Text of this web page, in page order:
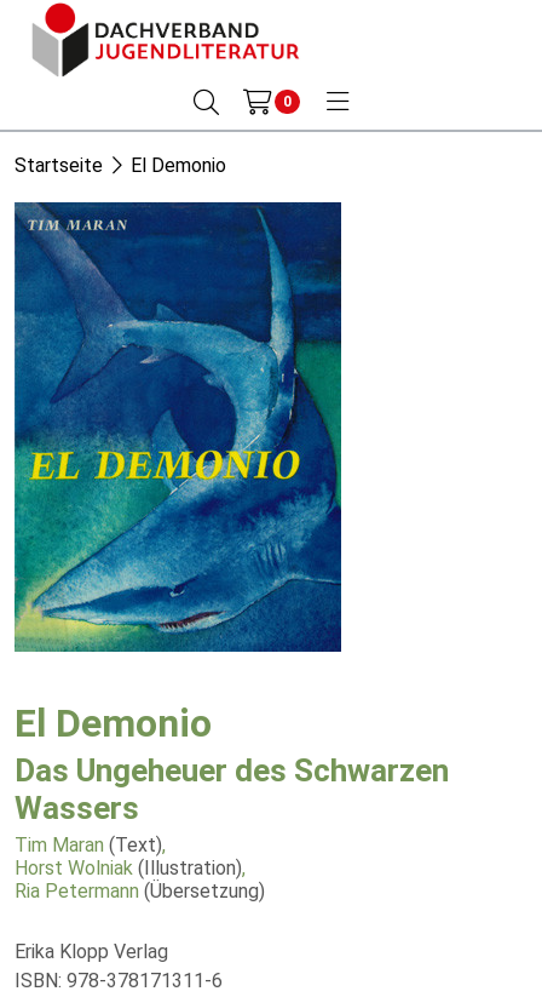
0
Startseite El Demonio
El Demonio
Das Ungeheuer des Schwarzen
Wassers
Tim Maran (Text),
Horst Wolniak (Illustration),
Ria Petermann (Übersetzung)
Erika Klopp Verlag
ISBN: 978-378171311-6